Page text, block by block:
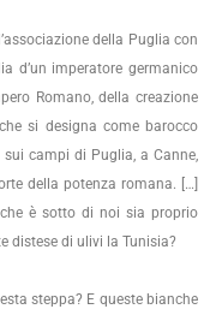
della Puglia con
d’un imperatore germanico
Romano, della creazione
si designa come barocco
campi di Puglia, a Canne,
della potenza romana. […]
è sotto di noi sia proprio
distese di ulivi la Tunisia?
steppa? E queste bianche